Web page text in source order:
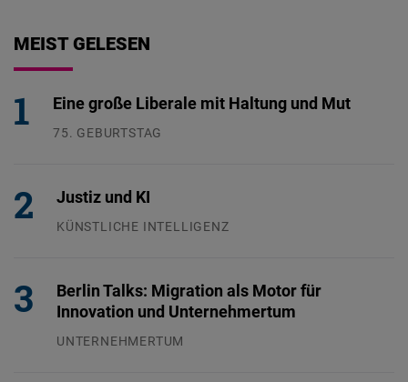
MEIST GELESEN
Eine große Liberale mit Haltung und Mut
75. GEBURTSTAG
Justiz und KI
KÜNSTLICHE INTELLIGENZ
Berlin Talks: Migration als Motor für
Innovation und Unternehmertum
UNTERNEHMERTUM